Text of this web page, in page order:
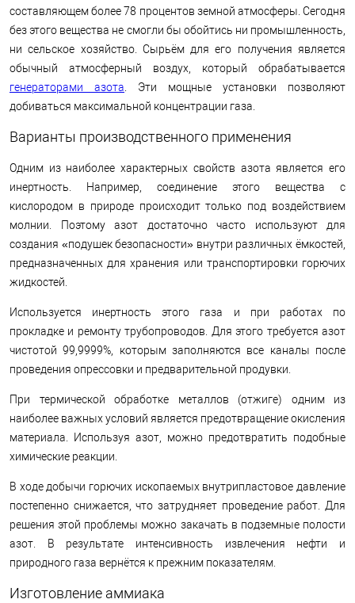
составляющем более 78 процентов земной атмосферы. Сегодня
без этого вещества не смогли бы обойтись ни промышленность,
ни сельское хозяйство. Сырьём для его получения является
обычный атмосферный воздух, который обрабатывается
генераторами азота. Эти мощные установки позволяют
добиваться максимальной концентрации газа.
Варианты производственного применения
Одним из наиболее характерных свойств азота является его
инертность. Например, соединение этого вещества с
кислородом в природе происходит только под воздействием
молнии. Поэтому азот достаточно часто используют для
создания «подушек безопасности» внутри различных ёмкостей,
предназначенных для хранения или транспортировки горючих
жидкостей.
Используется инертность этого газа и при работах по
прокладке и ремонту трубопроводов. Для этого требуется азот
чистотой 99,9999%, которым заполняются все каналы после
проведения опрессовки и предварительной продувки.
При термической обработке металлов (отжиге) одним из
наиболее важных условий является предотвращение окисления
материала. Используя азот, можно предотвратить подобные
химические реакции.
В ходе добычи горючих ископаемых внутрипластовое давление
постепенно снижается, что затрудняет проведение работ. Для
решения этой проблемы можно закачать в подземные полости
азот. В результате интенсивность извлечения нефти и
природного газа вернётся к прежним показателям.
Изготовление аммиака